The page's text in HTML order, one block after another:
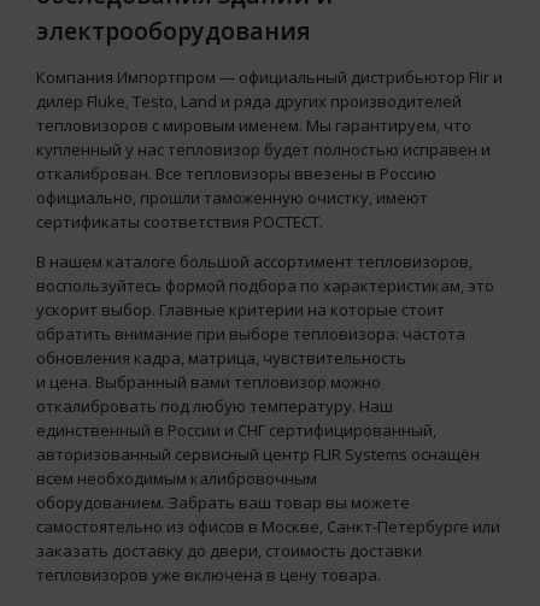
электрооборудования
Компания Импортпром — официальный дистрибьютор Flir и
дилер Fluke, Testo, Land и ряда других производителей
тепловизоров с мировым именем. Мы гарантируем, что
купленный у нас тепловизор будет полностью исправен и
откалиброван. Все тепловизоры ввезены в Россию
официально, прошли таможенную очистку, имеют
сертификаты соответствия РОСТЕСТ.
В нашем каталоге большой ассортимент тепловизоров,
воспользуйтесь формой подбора по характеристикам, это
ускорит выбор. Главные критерии на которые стоит
обратить внимание при выборе тепловизора: частота
обновления кадра, матрица, чувствительность
и цена. Выбранный вами тепловизор можно
откалибровать под любую температуру. Наш
единственный в России и СНГ сертифицированный,
авторизованный сервисный центр FLIR Systems оснащён
всем необходимым калибровочным
оборудованием. Забрать ваш товар вы можете
самостоятельно из офисов в Москве, Санкт-Петербурге или
заказать доставку до двери, стоимость доставки
тепловизоров уже включена в цену товара.